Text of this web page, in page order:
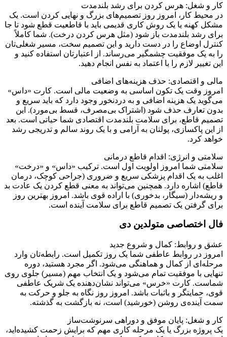
کار و شغل: هرس کردن برای رشد بلندمدت
در محیط کار، امروز روز تصمیم‌های بزرگ و نهایی کردن است. یک
مشکل کهنه یا یک روش کاری قدیمی باید با قاطعیت قطع شود تا جا
برای رشد بلندمدت باز شود (مثل هرس کردن درخت). شما کاملاً
کنترل اوضاع را در دست دارید و این تصمیم سخت، مسیر شغلی‌تان
را به یک موفقیت چشمگیر می‌رساند. از اعتبارتان استفاده کنید و
این تغییر لازم را با اعتماد به نفس انجام دهید.
مالی و اقتصادی: حذف هزینه‌های اضافی
امروز وقت یک تکون اساسی به وضعیت مالی است. کارت «داس»
می‌گوید یک هزینه اضافی و به دردنخور وجود دارد که باید سریع و
بدون تعارف حذف شود (اشتراک بی‌مصرف، قسط بی‌مورد). این
تصمیم قاطع، برای سلامت بلندمدت اقتصادی شما حیاتی است. بعد
از این پاکسازی، پولتان به آرامی و با یک روند سالم و تدریجی رشد
خواهد کرد.
سلامتی و انرژی: اقدام قاطع درمانی
سلامتی شما امروز اولویت اول است. ترکیب «داس» و «درخت»
اغلب به یک اقدام پزشکی سریع و ضروری (جراحی کوچک، درمان
قاطع) اشاره دارد. همچنین می‌تواند به معنی قطع کردن یک عادت بد
و ریشه‌دار (سیگار، بدخوری) با اراده قوی باشد. امروز بهترین روز
برای گرفتن یک تصمیم قاطع برای سلامت آینده است.
فال اختصاصی متولدین دی
عشق و روابط: کمال و شروع جدید
امروز در روابط عاطفی شما یک روز تکمیل است. رابطه‌تان وارد
مرحله‌ای از کمال و هماهنگی می‌شود. اگر مجرد هستید، دوره
تنهایی با موفقیت تمام می‌شود و یک انتخاب مهم (مسیر) جلوی روی
شماست. کارت «خرس» می‌تواند نشان‌دهنده یک شریک عاطفی
قوی، حمایتگر و باثبات باشد. امروز روز نگاه به جلو و حرکت به
سمت آینده‌ی روشن (خورشید) است، نه بازگشت به گذشته.
کار و شغل: پایان موفق و دوراهی سرنوشت‌ساز
یک پروژه بزرگ یا یک مرحله کاری مهم که برایش زحمت کشیده‌اید،